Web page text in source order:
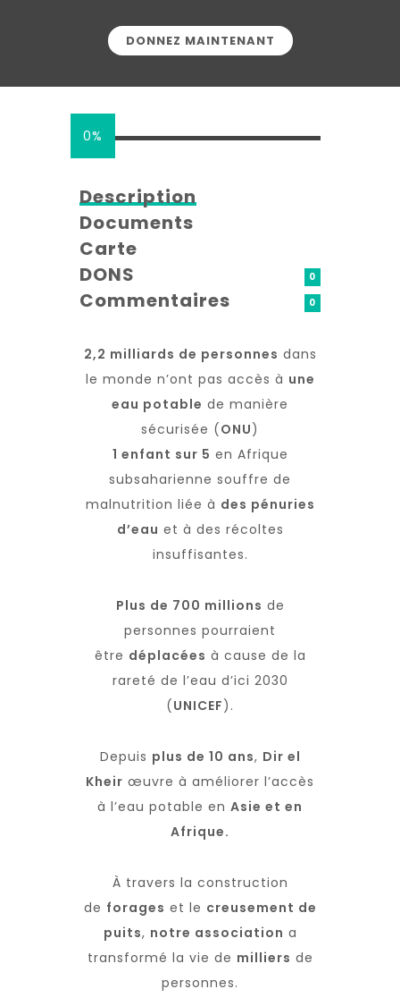
DONNEZ MAINTENANT
0%
Description
Documents
Carte
DONS
0
Commentaires 0
2,2 milliards de personnes dans
le monde n’ont pas accès à une
eau potable de manière
sécurisée ( ONU)
1 enfant sur 5 en Afrique
subsaharienne souffre de
malnutrition liée à des pénuries
d’eau et à des récoltes
insuffisantes.
Plus de 700 millions de
personnes pourraient
être déplacées à cause de la
rareté de l’eau d’ici 2030
( UNICEF).
Depuis plus de 10 ans, Dir el
Kheir œuvre à améliorer l’accès
à l’eau potable en Asie et en
Afrique.
À travers la construction
de forages et le creusement de
puits, notre association a
transformé la vie de milliers de
personnes.